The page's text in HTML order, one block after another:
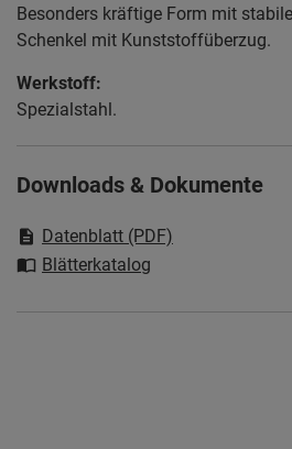
Besonders kräftige Form mit
Schenkel mit Kunststoffüberzug.
Werkstoff:
Spezialstahl.
Downloads & Dokumente
Datenblatt (PDF)
Blätterkatalog